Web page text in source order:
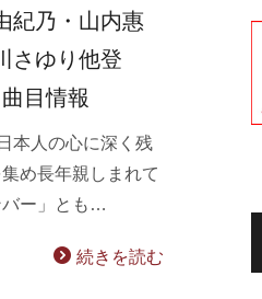
紀乃・山内惠
さゆり他登
目情報
本人の心に深く残
め長年親しまれて
バー」とも…
続きを読む